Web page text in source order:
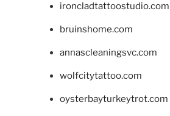
ironcladtattoostudio.com
bruinshome.com
annascleaningsvc.com
wolfcitytattoo.com
oysterbayturkeytrot.com